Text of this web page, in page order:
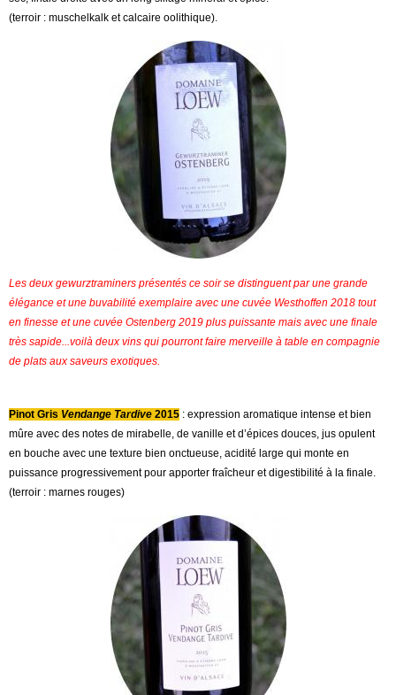
(terroir : muschelkalk et calcaire oolithique).
Les deux gewurztraminers présentés ce soir se distinguent par une grande
élégance et une buvabilité exemplaire avec une cuvée Westhoffen 2018 tout
en finesse et une cuvée Ostenberg 2019 plus puissante mais avec une finale
très sapide...voilà deux vins qui pourront faire merveille à table en compagnie
de plats aux saveurs exotiques.
Pinot Gris Vendange Tardive 2015 : expression aromatique intense et bien
mûre avec des notes de mirabelle, de vanille et d’épices douces, jus opulent
en bouche avec une texture bien onctueuse, acidité large qui monte en
puissance progressivement pour apporter fraîcheur et digestibilité à la finale.
(terroir : marnes rouges)